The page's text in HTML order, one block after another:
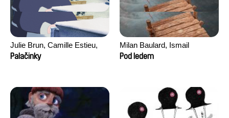
Julie Brun, Camille Estieu,
Jiamin Peng
Palačinky
Milan Baulard, Ismail
Berrahma, Flore Dupont,
Pod ledem